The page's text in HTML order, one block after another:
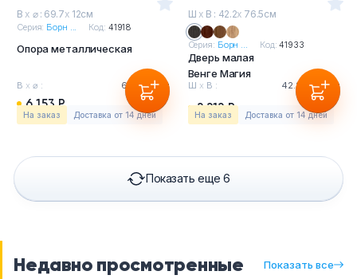
В х ⌀ : 69.7х 12см
Серия: Борн ... Код: 41918
Опора металлическая
В х ⌀ : 69.7х12см
6 153 Р
На заказ Доставка от 14 дней
Ш х В : 42.2х 76.5см
Серия: Борн ... Код:41933
Дверь малая
Венге Магия
Ш х В : 42.2 76.5см
2 212 Р
На заказ Доставка от 14 дней
Показать еще 6
Недавно просмотренные Показать все